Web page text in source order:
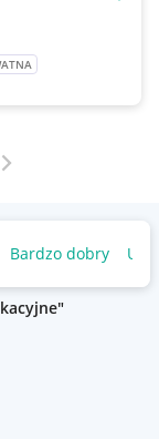
Następna strona
Bardzo dobry